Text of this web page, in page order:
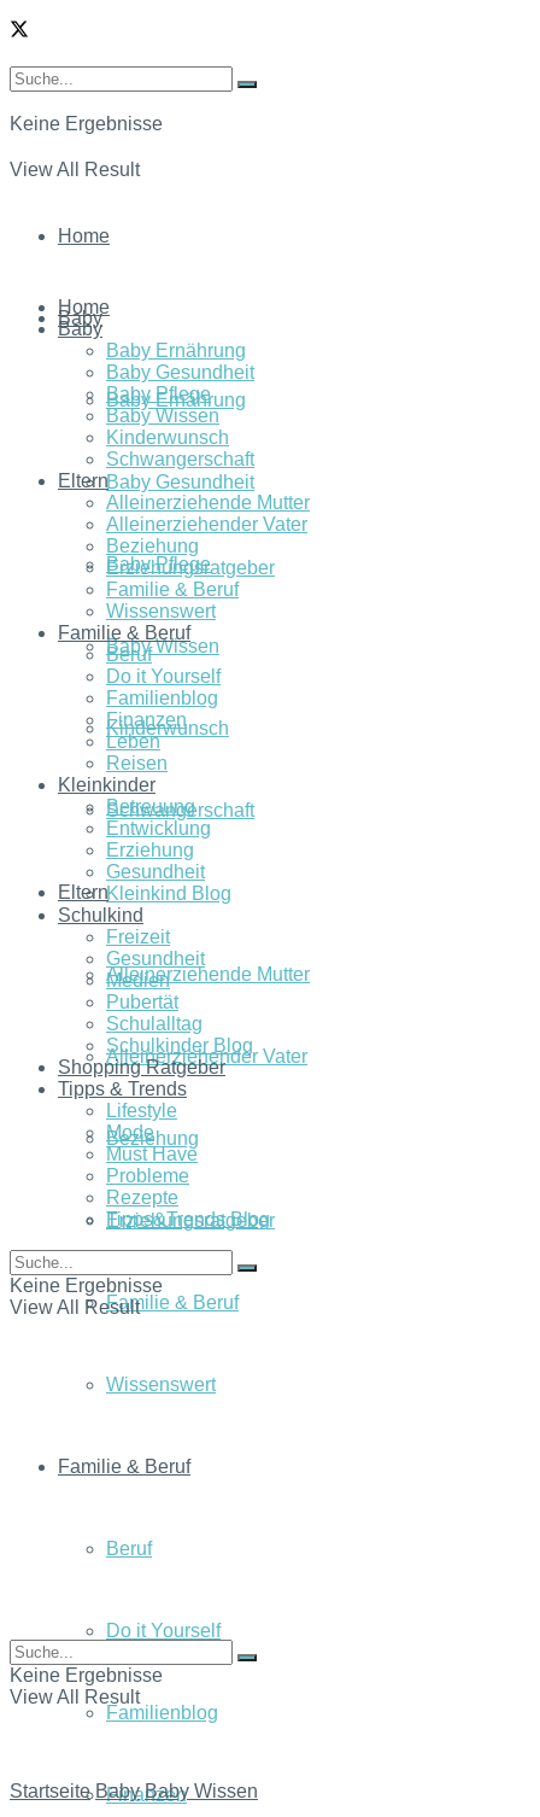
Keine Ergebnisse
View All Result
Home
Baby
Baby Ernährung
Baby Gesundheit
Baby Pflege
Baby Wissen
Kinderwunsch
Schwangerschaft
Eltern
Alleinerziehende Mutter
Alleinerziehender Vater
Beziehung
Erziehungsratgeber
Familie & Beruf
Wissenswert
Familie & Beruf
Beruf
Do it Yourself
Familienblog
Finanzen
Home
Baby
Baby Ernährung
Baby Gesundheit
Baby Pflege
Baby Wissen
Kinderwunsch
Schwangerschaft
Eltern
Alleinerziehende Mutter
Alleinerziehender Vater
Beziehung
Erziehungsratgeber
Familie & Beruf
Wissenswert
Familie & Beruf
Beruf
Do it Yourself
Familienblog
Finanzen
Leben
Reisen
Kleinkinder
Betreuung
Entwicklung
Erziehung
Gesundheit
Kleinkind Blog
Schulkind
Freizeit
Gesundheit
Medien
Pubertät
Schulalltag
Schulkinder Blog
Shopping Ratgeber
Tipps & Trends
Lifestyle
Mode
Must Have
Probleme
Rezepte
Tipps&Trends Blog
Keine Ergebnisse
View All Result
Keine Ergebnisse
View All Result
Startseite Baby Baby Wissen